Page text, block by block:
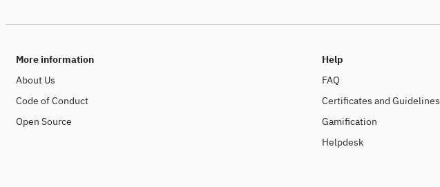
More information
About Us
Code of Conduct
Open Source
Help
FAQ
Certificates and Guidelines
Gamification
Helpdesk